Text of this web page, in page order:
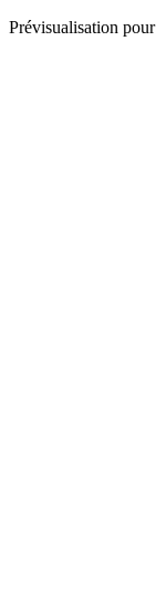
Prévisualisation